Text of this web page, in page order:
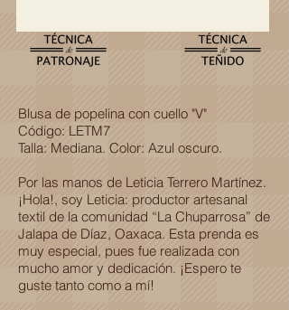
Blusa de popelina con cuello "V"
Código: LETM7
Talla: Mediana. Color: Azul oscuro.
Por las manos de Leticia Terrero Martínez.
¡Hola!, soy Leticia: productor artesanal
textil de la comunidad “La Chuparrosa” de
Jalapa de Díaz, Oaxaca. Esta prenda es
muy especial, pues fue realizada con
mucho amor y dedicación. ¡Espero te
guste tanto como a mí!